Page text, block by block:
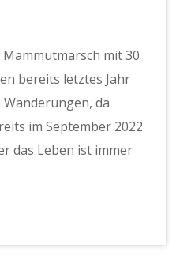
mit 30
bereits letztes Jahr
da
im September 2022
das Leben ist immer